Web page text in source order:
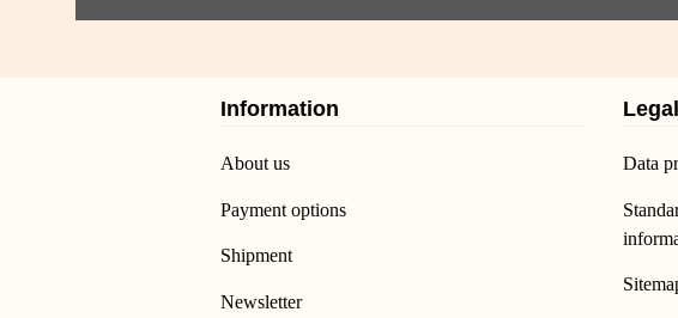
Information
About us
Payment options
Shipment
Newsletter
Legal
Data